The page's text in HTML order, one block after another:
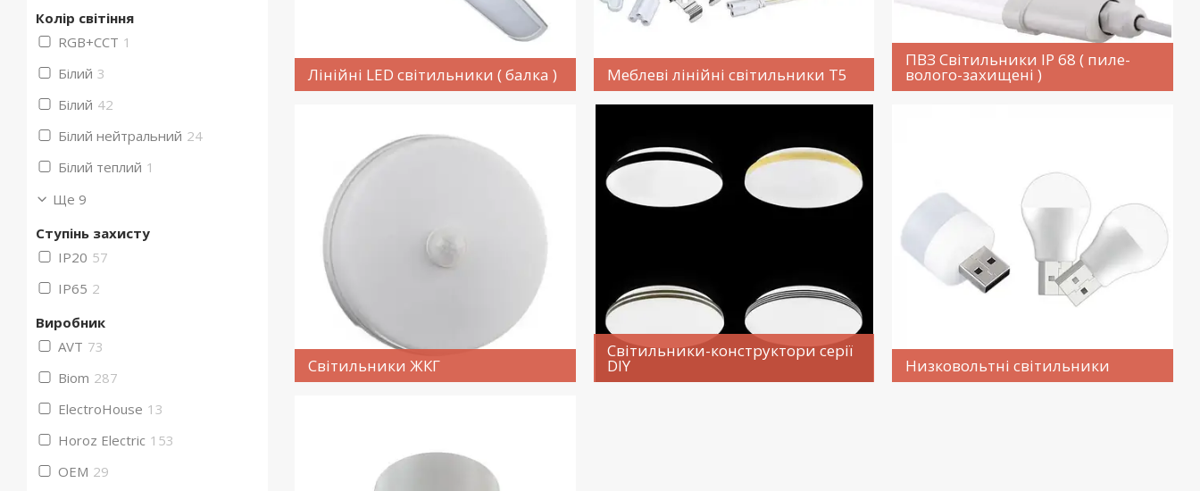
Лінійні LED світильники ( балка ) Меблеві лінійні світильники Т5
ПВЗ Світильники IP 68 ( пиле-
волого-захищені )
Світильники ЖКГ
Світильники-конструктори серії
DIY Низковольтні світильники
Колір світіння
RGB+CCT 1
Бiлий 3
Білий 42
Білий нейтральний 24
Білий теплий 1
Ще 9
Ступінь захисту
IP20 57
IP65 2
Виробник
AVT 73
Biom 287
ElectroHouse 13
Horoz Electric 153
OEM 29